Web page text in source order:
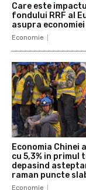
Care este impactul
fondului RRF al
asupra
Economie
Economia Chinei
cu 5,3% in primul
depasind
raman puncte
Economie